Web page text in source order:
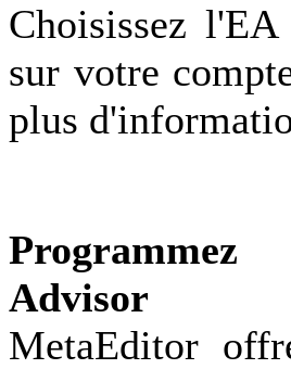
Choisissez
sur votre
plus
Advisor
MetaEditor